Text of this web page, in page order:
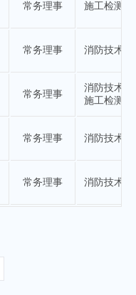
常务理事 施工检测行
常务理事 消防技术服
常务理事
消防技术服
施工检测行
常务理事 消防技术服
常务理事 消防技术服